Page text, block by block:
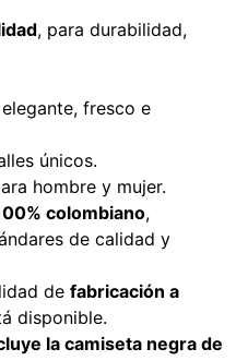
, para durabilidad,
fresco e
únicos.
hombre y mujer.
colombiano,
de calidad y
de fabricación a
disponible.
la camiseta negra de